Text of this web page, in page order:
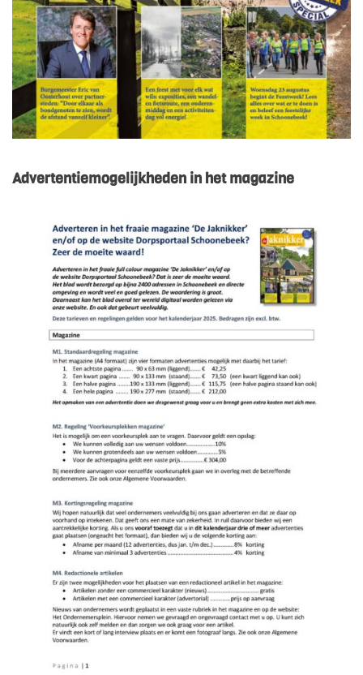
Advertentiemogelijkheden in het magazine